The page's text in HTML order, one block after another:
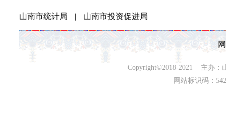
山南市统计局 | 山南市投资促进局
Copyright©2018-2021 主办：
网站标识码：